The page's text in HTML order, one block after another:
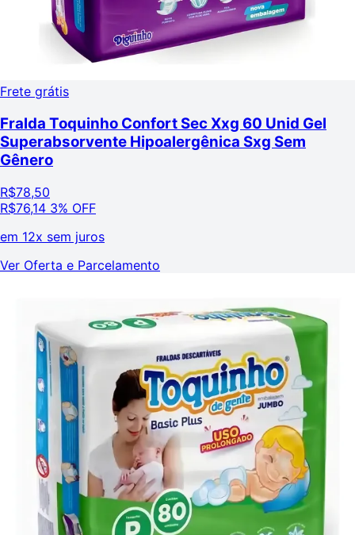
Frete grátis
Fralda Toquinho Confort Sec Xxg 60 Unid Gel
Superabsorvente Hipoalergênica Sxg Sem
Gênero
R$78,50
R$76,14 3% OFF
em 12x sem juros
Ver Oferta e Parcelamento